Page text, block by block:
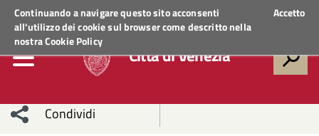
Continuando a navigare questo sito acconsenti
all'utilizzo dei cookie sul browser come descritto nella
nostraCookie Policy
Accetto
Regione VenetoACCEDI AI SERVIZI
Città di Venezia
Condividi